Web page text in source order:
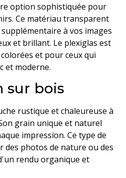
option sophistiquée pour
Ce matériau transparent
à vos images
et brillant. Le plexiglas est
et pour ceux qui
et moderne.
sur bois
rustique et chaleureuse à
grain unique et naturel
impression. Ce type de
photos de nature ou des
rendu organique et